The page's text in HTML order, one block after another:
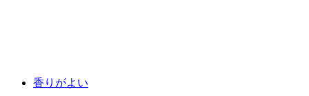
香りがよい